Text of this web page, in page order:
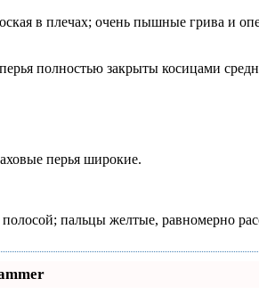
в плечах; очень пышные грива и
полностью закрыты косицами
перья широкие.
пальцы желтые, равномерно